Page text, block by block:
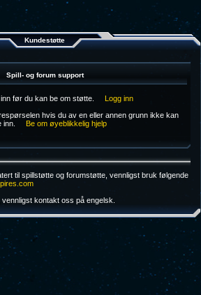
Kundestøtte
Spill- og forum support
inn før du kan be om støtte. Logg inn
hvis du av en eller annen grunn ikke kan
inn.
Be om øyeblikkelig hjelp
til spillstøtte og forumstøtte, vennligst bruk følgende
kontakt oss på engelsk.